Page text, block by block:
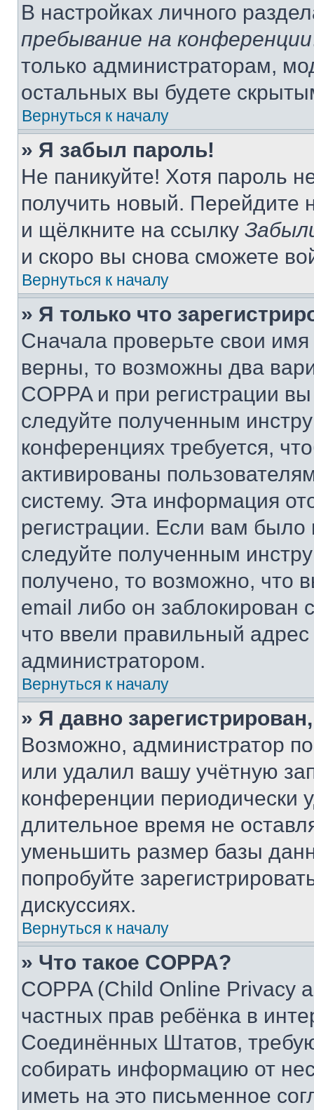
В настройках личного
пребывание на конференции
только администраторам,
остальных вы будете
Вернуться к началу
» Я забыл пароль!
Не паникуйте! Хотя пароль
получить новый. Перейдите
и щёлкните на ссылку
и скоро вы снова сможете
Вернуться к началу
» Я только что
Сначала проверьте свои
верны, то возможны два
COPPA и при регистрации
следуйте полученным
конференциях требуется,
активированы
систему. Эта информация
регистрации. Если вам
следуйте полученным
получено, то возможно, что
email либо он
что ввели правильный адрес
администратором.
Вернуться к началу
» Я давно
Возможно, администратор
или удалил вашу учётную
конференции периодически
длительное время не
уменьшить размер базы
попробуйте
дискуссиях.
Вернуться к началу
» Что такое COPPA?
COPPA (Child Online Privacy
частных прав ребёнка в
Соединённых Штатов,
собирать информацию от
иметь на это письменное